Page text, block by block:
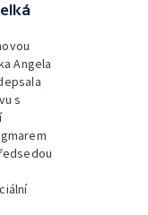
Angela
s